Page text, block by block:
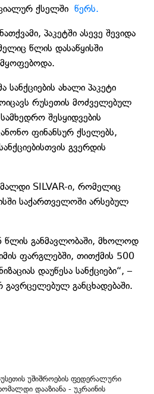
ქსელში წერს.
პაკეტში ასევე შევიდა
წლის დასაწყისში
ახალი პაკეტი
რუსეთის მოძველებულ
შესყიდვების
ფინანსურ ქსელებს,
გვერდის
SILVAR-ი, რომელიც
საქართველოში არსებულ
წლის განმავლობაში, მხოლოდ
ფარგლებში, თითქმის 500
დაუწესა სანქციები“, –
გავრცელებულ განცხადებაში.
უშიშროების ფედერალური
დააზიანა - უკრაინის